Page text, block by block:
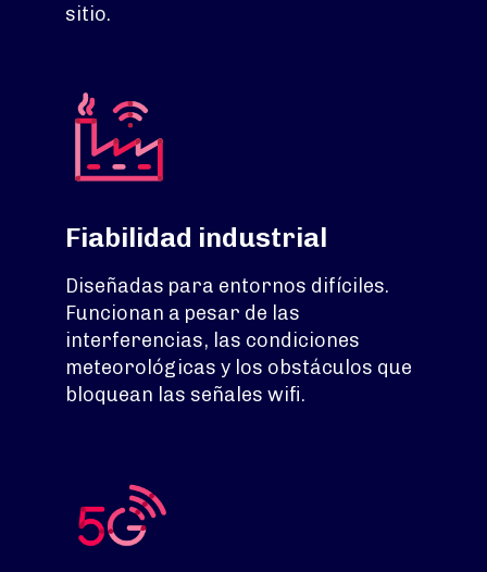
sitio.
Fiabilidad industrial
Diseñadas para entornos difíciles.
Funcionan a pesar de las
interferencias, las condiciones
meteorológicas y los obstáculos que
bloquean las señales wifi.